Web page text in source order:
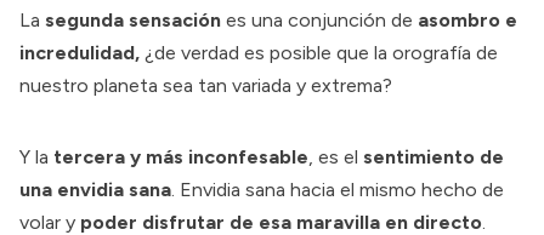
La segunda sensación es una conjunción de asombro e
incredulidad, ¿de verdad es posible que la orografía de
nuestro planeta sea tan variada y extrema?
Y la tercera y más inconfesable , es el sentimiento de
una envidia sana . Envidia sana hacia el mismo hecho de
volar y poder disfrutar de esa maravilla en directo